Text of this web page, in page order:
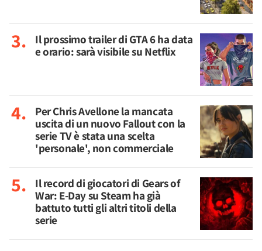
Il prossimo trailer di GTA 6 ha data
e orario: sarà visibile su Netflix
Per Chris Avellone la mancata
uscita di un nuovo Fallout con la
serie TV è stata una scelta
'personale', non commerciale
Il record di giocatori di Gears of
War: E-Day su Steam ha già
battuto tutti gli altri titoli della
serie